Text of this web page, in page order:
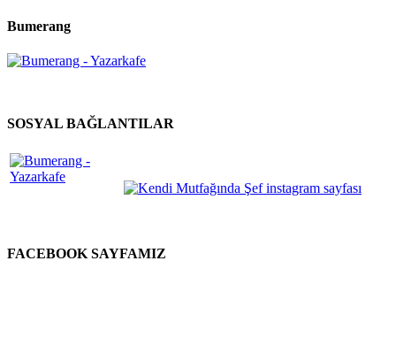
Bumerang
SOSYAL BAĞLANTILAR
FACEBOOK SAYFAMIZ